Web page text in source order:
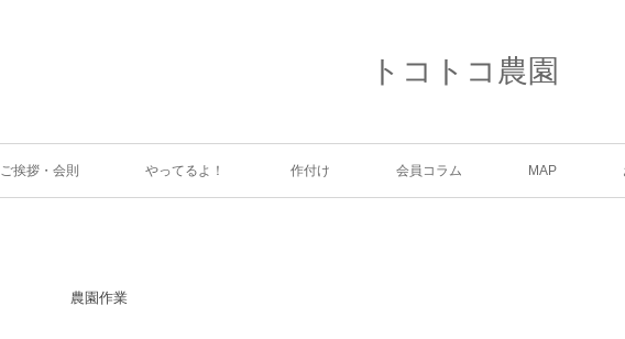
トコトコ農園
ご挨拶・会則 やってるよ！ 作付け 会員コラム MAP
農園作業